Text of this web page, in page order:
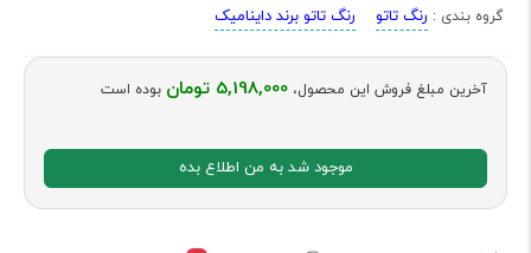
گروه بندی : رنگ تاتو رنگ تاتو برند داینامیک
آخرین مبلغ فروش این محصول، 5,198,000 تومان بوده است
موجود شد به من اطلاع بده